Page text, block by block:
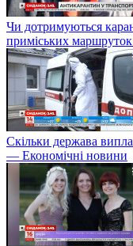
Чи дотримуються
приміських
Скільки держава
— Економічні новини